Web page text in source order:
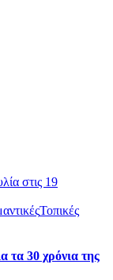
Τοπικές
τα 30 χρόνια της